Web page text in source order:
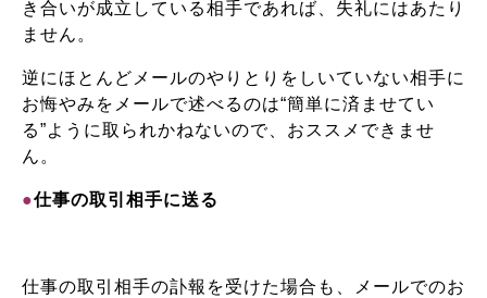
き合いが成立している相手であれば、失礼にはあたり
ません。
逆にほとんどメールのやりとりをしいていない相手に
お悔やみをメールで述べるのは“簡単に済ませてい
る”ように取られかねないので、おススメできませ
ん。
●仕事の取引相手に送る
仕事の取引相手の訃報を受けた場合も、メールでのお